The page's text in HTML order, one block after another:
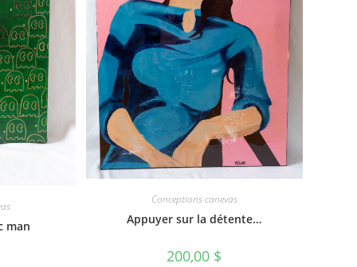
man
Conceptions canevas
Appuyer sur la détente…
200,00 $